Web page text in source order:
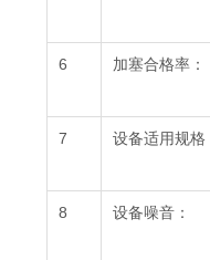
6 加塞合格率：
7 设备适用规格
8 设备噪音：